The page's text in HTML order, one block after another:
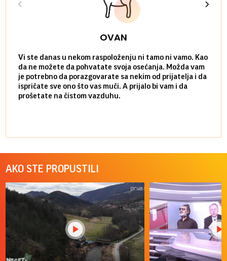
OVAN
Vi ste danas u nekom raspoloženju ni tamo ni vamo. Kao
da ne možete da pohvatate svoja osećanja. Možda vam
je potrebno da porazgovarate sa nekim od prijatelja i da
ispričate sve ono što vas muči. A prijalo bi vam i da
prošetate na čistom vazduhu.
AKO STE PROPUSTILI